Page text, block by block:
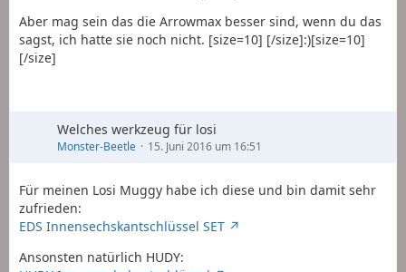
Aber mag sein das die Arrowmax besser sind, wenn du das
sagst, ich hatte sie noch nicht. [size=10] [/size]:)[size=10]
[/size]
Welches werkzeug für losi
Monster-Beetle 15. Juni 2016 um 16:51
Für meinen Losi Muggy habe ich diese und bin damit sehr
zufrieden:
EDS Innensechskantschlüssel SET
Ansonsten natürlich HUDY: